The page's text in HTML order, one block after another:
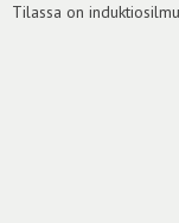
Tilassa on